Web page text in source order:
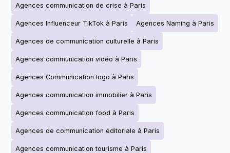
Agences communication de crise à Paris
Agences Influenceur TikTok à Paris Agences Naming à Paris
Agences de communication culturelle à Paris
Agences communication vidéo à Paris
Agences Communication logo à Paris
Agences communication immobilier à Paris
Agences communication food à Paris
Agences de communication éditoriale à Paris
Agences communication tourisme à Paris